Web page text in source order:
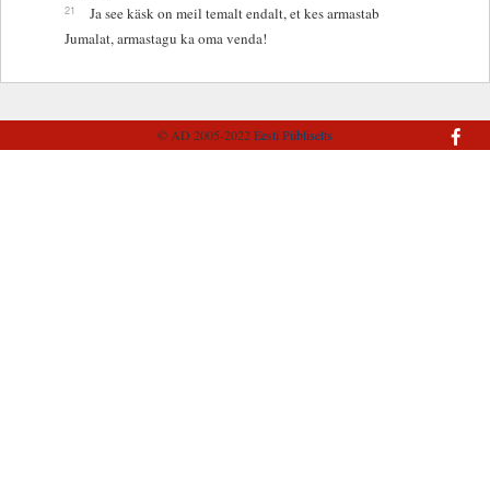
21
Ja see käsk on meil temalt endalt, et kes armastab
Jumalat, armastagu ka oma venda!
© AD 2005-2022Eesti Piibliselts